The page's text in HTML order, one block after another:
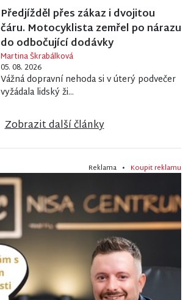
Předjížděl přes zákaz i dvojitou
čáru. Motocyklista zemřel po nárazu
do odbočující dodávky
Martina Škrabálková
05. 08. 2026
Vážná dopravní nehoda si v úterý podvečer
vyžádala lidský ži...
Zobrazit další články
Reklama • Koupit reklamu